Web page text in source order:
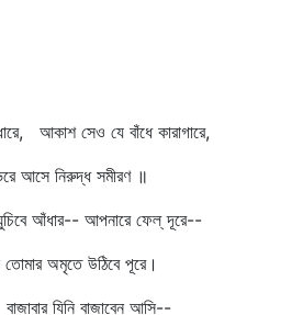
আকাশ সেও যে বাঁধে কারাগারে,
আসে নিরুদ্ধ সমীরণ ॥
আঁধার-- আপনারে ফেল্‌ দূরে--
অমৃতে উঠিবে পূরে।
যিনি বাজাবেন আসি--